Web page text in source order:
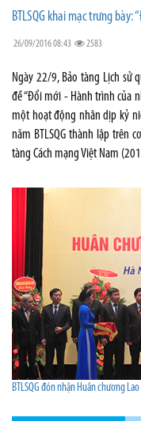
BTLSQG khai mạc trưng
26/09/2016 08:43 2583
Ngày 22/9, Bảo tàng Lịch sử
đề “Đổi mới - Hành trình của
một hoạt động nhân dịp kỷ
năm BTLSQG thành lập trên
tàng Cách mạng Việt Nam
BTLSQG đón nhận Huân chương